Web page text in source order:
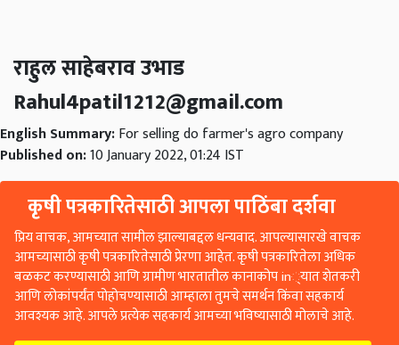
राहुल साहेबराव उभाड
Rahul4patil1212@gmail.com
English Summary:For selling do farmer's agro company
Published on:10 January 2022, 01:24 IST
कृषी पत्रकारितेसाठी आपला पाठिंबा दर्शवा
प्रिय वाचक, आमच्यात सामील झाल्याबद्दल धन्यवाद. आपल्यासारखे वाचक
आमच्यासाठी कृषी पत्रकारितेसाठी प्रेरणा आहेत. कृषी पत्रकारितेला अधिक
बळकट करण्यासाठी आणि ग्रामीण भारतातील कानाकोप in्यात शेतकरी
आणि लोकांपर्यंत पोहोचण्यासाठी आम्हाला तुमचे समर्थन किंवा सहकार्य
आवश्यक आहे. आपले प्रत्येक सहकार्य आमच्या भविष्यासाठी मोलाचे आहे.